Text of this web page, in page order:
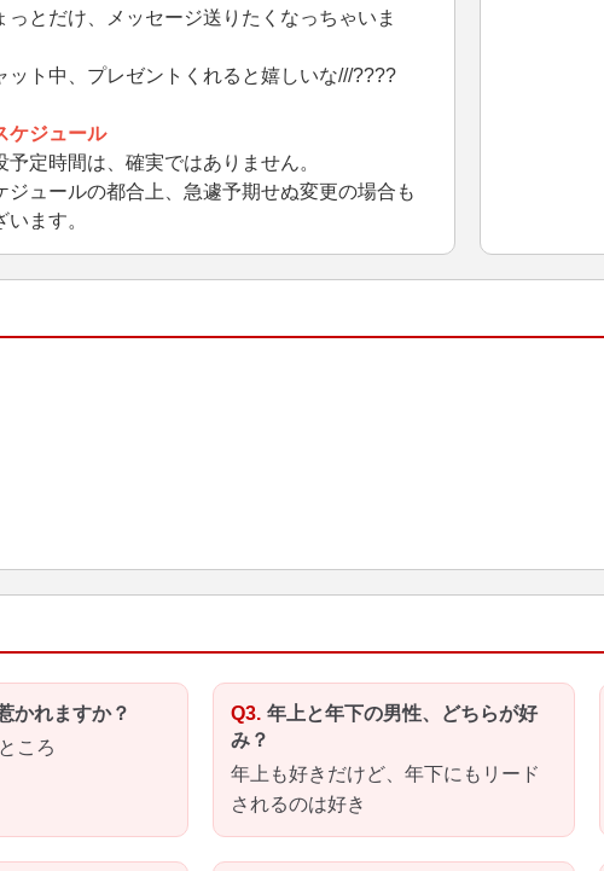
かれますか？
ころ
年上と年下の男性、どちらが好
み？
年上も好きだけど、年下にもリード
されるのは好き